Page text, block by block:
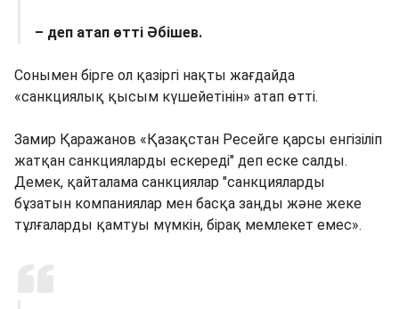
– деп атап өтті Әбішев.
Сонымен бірге ол қазіргі нақты жағдайда
«санкциялық қысым күшейетінін» атап өтті.
Замир Қаражанов «Қазақстан Ресейге қарсы енгізіліп
жатқан санкцияларды ескереді" деп еске салды.
Демек, қайталама санкциялар "санкцияларды
бұзатын компаниялар мен басқа заңды және жеке
тұлғаларды қамтуы мүмкін, бірақ мемлекет емес».